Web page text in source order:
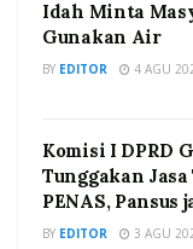
Idah Minta
Gunakan Air
BY EDITOR 4 AGU
Komisi I DPRD
Tunggakan
PENAS, Pansus
BY EDITOR 3 AGU